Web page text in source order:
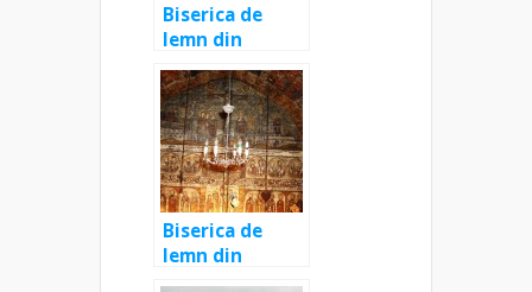
Biserica de
lemn din
Bârsana
“Intrarea
Maicii
Domnului în
Biserică” –
monument
UNESCO
Biserica de
lemn din
Desești